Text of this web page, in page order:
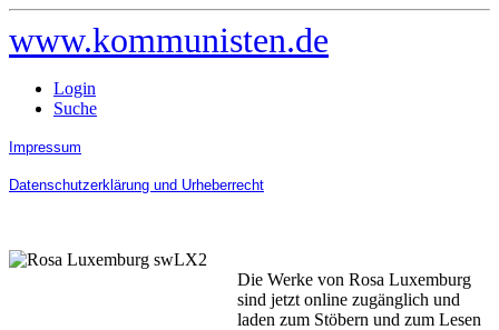
www.kommunisten.de
Login
Suche
Impressum
Datenschutzerklärung und Urheberrecht
Die Werke von Rosa Luxemburg
sind jetzt online zugänglich und
laden zum Stöbern und zum Lesen